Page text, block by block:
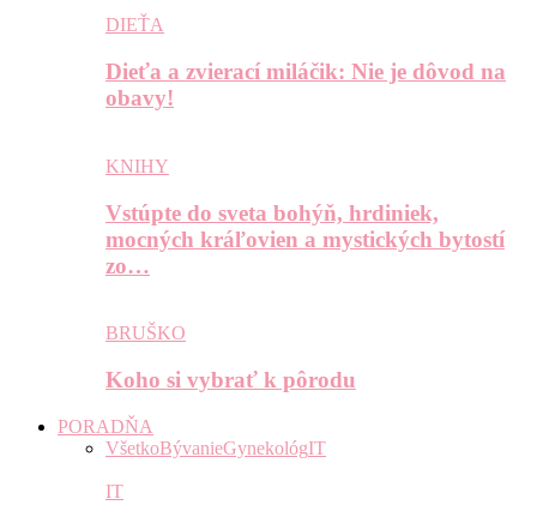
DIEŤA
Dieťa a zvierací miláčik: Nie je dôvod na
obavy!
KNIHY
Vstúpte do sveta bohýň, hrdiniek,
mocných kráľovien a mystických bytostí
zo…
BRUŠKO
Koho si vybrať k pôrodu
PORADŇA
VšetkoBývanieGynekológIT
IT